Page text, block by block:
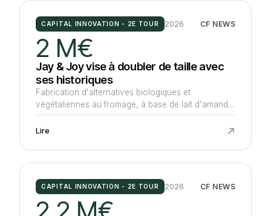
CAPITAL INNOVATION - 2E TOUR 2026 CF NEWS
2 M€
Jay & Joy vise à doubler de taille avec
ses historiques
Fabrication d'alternatives biologiques et
végétaliennes au fromage, à base de lait d'amande
et de noix de cajou
Lire
CAPITAL INNOVATION - 2E TOUR 2026 CF NEWS